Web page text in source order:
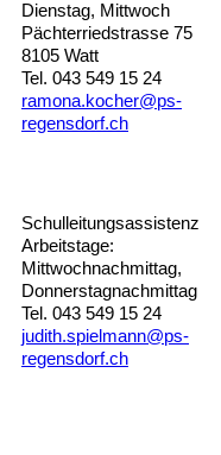
Dienstag, Mittwoch
Pächterriedstrasse 75
8105 Watt
Tel. 043 549 15 24
ramona.kocher@ps-
regensdorf.ch
Schulleitungsassistenz
Arbeitstage:
Mittwochnachmittag,
Donnerstagnachmittag
Tel. 043 549 15 24
judith.spielmann@ps-
regensdorf.ch